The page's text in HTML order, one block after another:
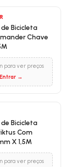
Bicicleta
Chave
para ver preços
Entrar →
Bicicleta
Com
X 1,5M
para ver preços